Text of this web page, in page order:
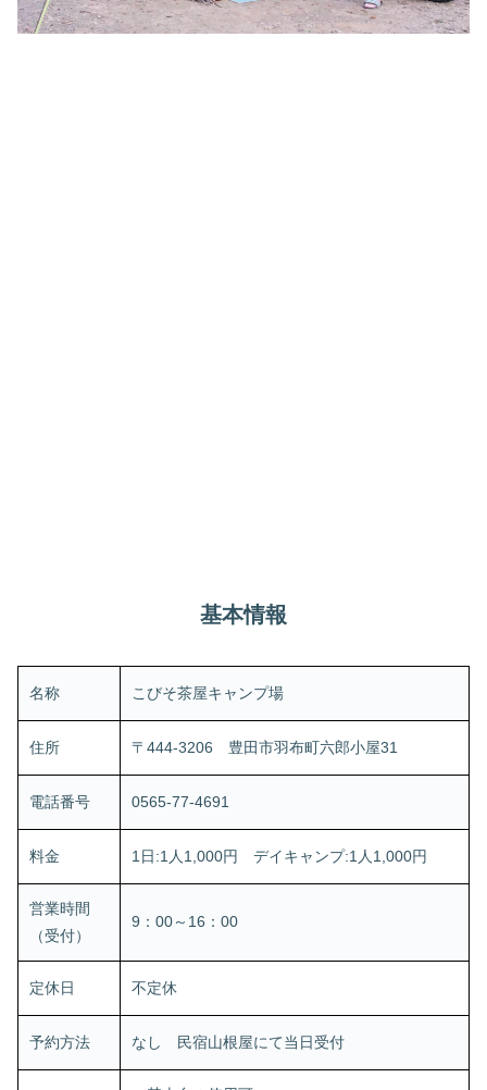
基本情報
名称 こびそ茶屋キャンプ場
住所 〒444-3206 豊田市羽布町六郎小屋31
電話番号 0565-77-4691
料金 1日:1人1,000円 デイキャンプ:1人1,000円
営業時間
（受付）
9：00～16：00
定休日 不定休
予約方法 なし 民宿山根屋にて当日受付